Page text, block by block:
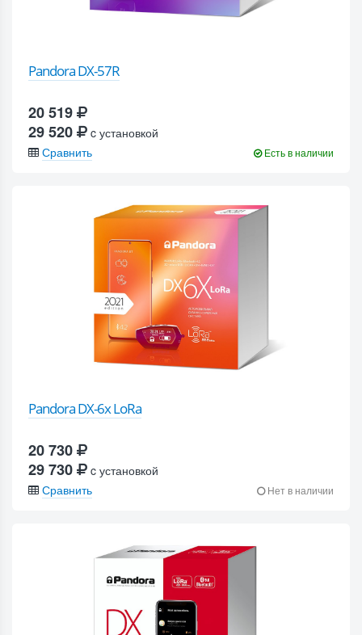
Pandora DX-57R
20 519
29 520
c установкой
Сравнить
Есть в наличии
Pandora DX-6x LoRa
20 730
29 730
c установкой
Сравнить
Нет в наличии